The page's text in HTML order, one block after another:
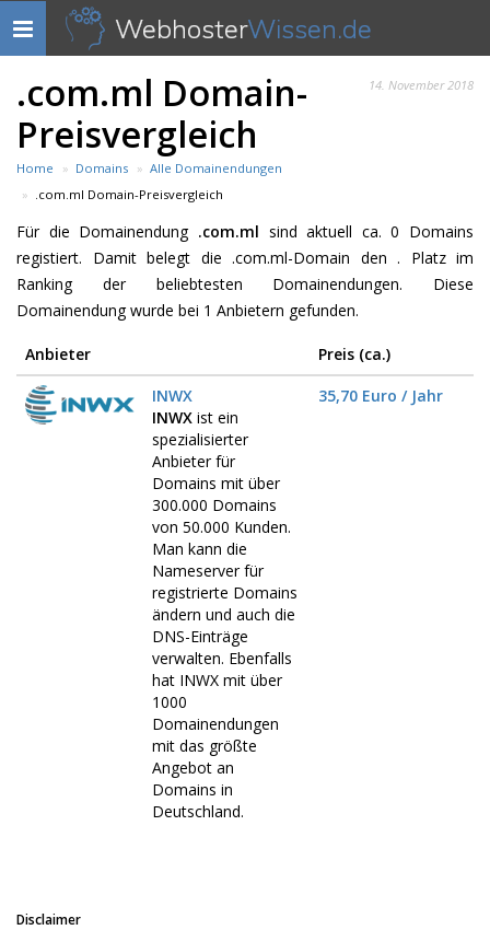
Navigation
anzeigen
WebhosterWissen.de
14. November 2018
.com.ml Domain-
Preisvergleich
Home Domains
Alle Domainendungen
.com.ml Domain-Preisvergleich
Für die Domainendung .com.ml sind aktuell ca. 0 Domains
registiert. Damit belegt die .com.ml-Domain den . Platz im
Ranking der beliebtesten Domainendungen. Diese
Domainendung wurde bei 1 Anbietern gefunden.
Anbieter
Preis (ca.)
INWX
INWX ist ein
spezialisierter
Anbieter für
Domains mit über
300.000 Domains
von 50.000 Kunden.
Man kann die
Nameserver für
registrierte Domains
ändern und auch die
DNS-Einträge
verwalten. Ebenfalls
hat INWX mit über
1000
Domainendungen
mit das größte
Angebot an
Domains in
Deutschland.
35,70 Euro / Jahr
Disclaimer